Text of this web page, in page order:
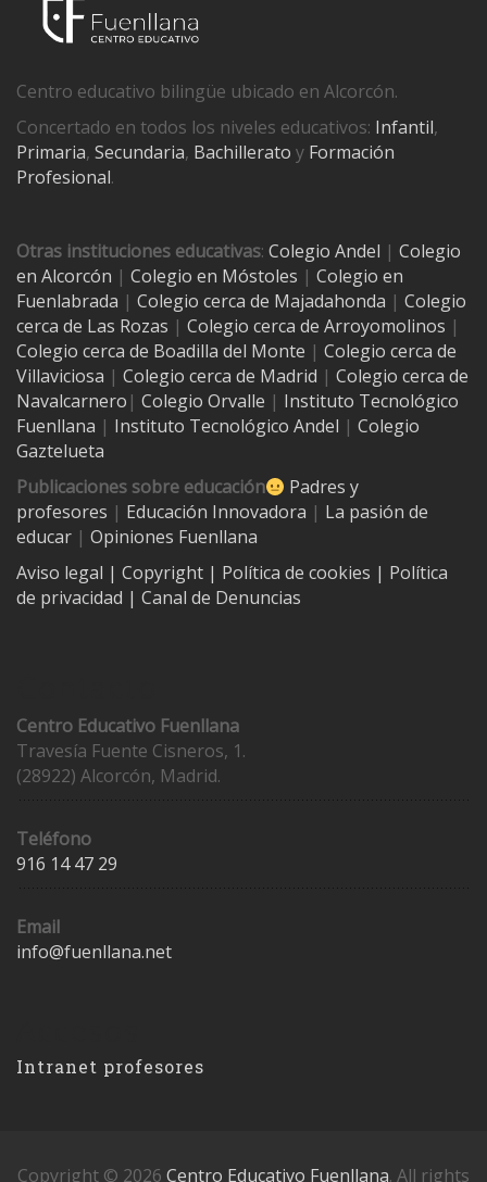
Centro educativo bilingüe ubicado en Alcorcón.
Concertado en todos los niveles educativos: Infantil,
Primaria, Secundaria, Bachillerato y Formación
Profesional.
Otras instituciones educativas: Colegio Andel | Colegio
en Alcorcón | Colegio en Móstoles | Colegio en
Fuenlabrada | Colegio cerca de Majadahonda | Colegio
cerca de Las Rozas | Colegio cerca de Arroyomolinos |
Colegio cerca de Boadilla del Monte | Colegio cerca de
Villaviciosa | Colegio cerca de Madrid | Colegio cerca de
Navalcarnero | Colegio Orvalle | Instituto Tecnológico
Fuenllana | Instituto Tecnológico Andel | Colegio
Gaztelueta
Publicaciones sobre educación
Padres y
profesores | Educación Innovadora | La pasión de
educar | Opiniones Fuenllana
Aviso legal | Copyright | Política de cookies | Política
de privacidad | Canal de Denuncias
Centro Educativo Fuenllana
Travesía Fuente Cisneros, 1.
(28922) Alcorcón, Madrid.
Teléfono
916 14 47 29
Email
info@fuenllana.net
Intranet profesores
Copyright © 2026 Centro Educativo Fuenllana. All rights